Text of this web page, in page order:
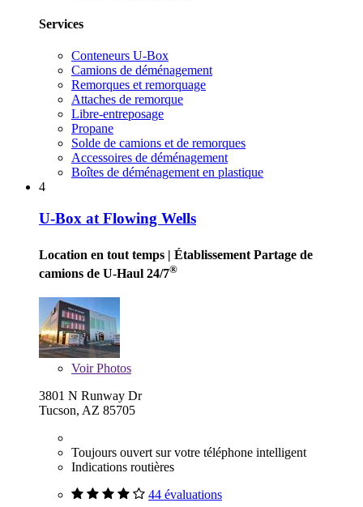
Services
Conteneurs U-Box
Camions de déménagement
Remorques et remorquage
Attaches de remorque
Libre-entreposage
Propane
Solde de camions et de remorques
Accessoires de déménagement
Boîtes de déménagement en plastique
4
U-Box at Flowing Wells
Location en tout temps | Établissement Partage de
camions de U-Haul 24/7®
VoirPhotos
3801 N Runway Dr
Tucson, AZ 85705
Toujours ouvert sur votre téléphone intelligent
Indications routières
44 évaluations